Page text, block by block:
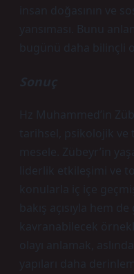
insan doğasının ve
yansıması. Bunu
bugünü daha bilinçli
Sonuç
Hz Muhammed’in
tarihsel, psikolojik
mesele. Zübeyr’in
liderlik etkileşimi ve
konularla iç içe
bakış açısıyla hem
kavranabilecek
olayı anlamak,
yapıları daha